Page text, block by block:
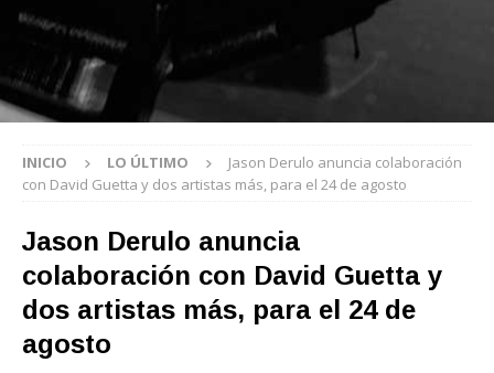
INICIO LO ÚLTIMO
Jason Derulo anuncia colaboración
con David Guetta y dos artistas más, para el 24 de agosto
Jason Derulo anuncia
colaboración con David Guetta y
dos artistas más, para el 24 de
agosto